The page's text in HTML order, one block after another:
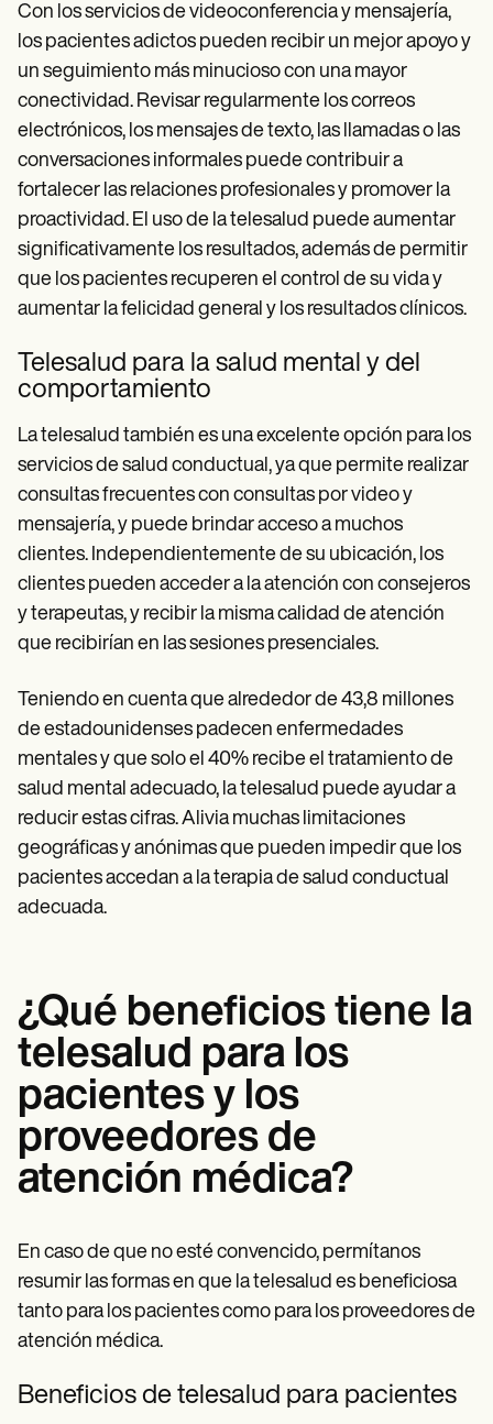
Con los servicios de videoconferencia y mensajería,
los pacientes adictos pueden recibir un mejor apoyo y
un seguimiento más minucioso con una mayor
conectividad. Revisar regularmente los correos
electrónicos, los mensajes de texto, las llamadas o las
conversaciones informales puede contribuir a
fortalecer las relaciones profesionales y promover la
proactividad. El uso de la telesalud puede aumentar
significativamente los resultados, además de permitir
que los pacientes recuperen el control de su vida y
aumentar la felicidad general y los resultados clínicos.
Telesalud para la salud mental y del
comportamiento
La telesalud también es una excelente opción para los
servicios de salud conductual, ya que permite realizar
consultas frecuentes con consultas por video y
mensajería, y puede brindar acceso a muchos
clientes. Independientemente de su ubicación, los
clientes pueden acceder a la atención con consejeros
y terapeutas, y recibir la misma calidad de atención
que recibirían en las sesiones presenciales.
Teniendo en cuenta que alrededor de 43,8 millones
de estadounidenses padecen enfermedades
mentales y que solo el 40% recibe el tratamiento de
salud mental adecuado, la telesalud puede ayudar a
reducir estas cifras. Alivia muchas limitaciones
geográficas y anónimas que pueden impedir que los
pacientes accedan a la terapia de salud conductual
adecuada.
¿Qué beneficios tiene la
telesalud para los
pacientes y los
proveedores de
atención médica?
En caso de que no esté convencido, permítanos
resumir las formas en que la telesalud es beneficiosa
tanto para los pacientes como para los proveedores de
atención médica.
Beneficios de telesalud para pacientes